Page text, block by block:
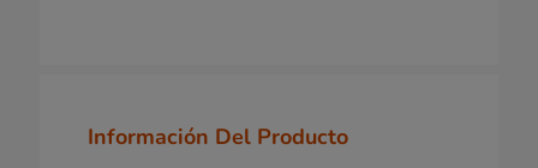
Información Del Producto